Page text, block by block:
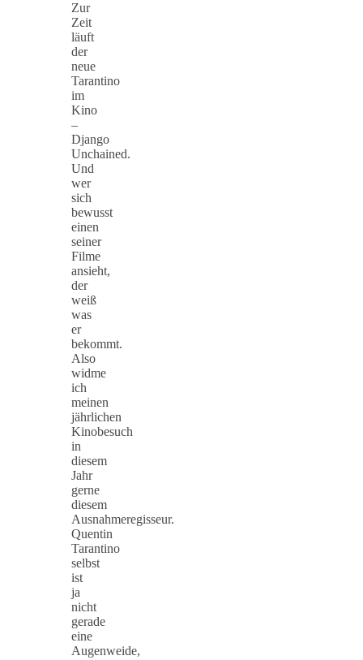
Zur
Zeit
läuft
der
neue
Tarantino
im
Kino
–
Django
Unchained.
Und
wer
sich
bewusst
einen
seiner
Filme
ansieht,
der
weiß
was
er
bekommt.
Also
widme
ich
meinen
jährlichen
Kinobesuch
in
diesem
Jahr
gerne
diesem
Ausnahmeregisseur.
Quentin
Tarantino
selbst
ist
ja
nicht
gerade
eine
Augenweide,